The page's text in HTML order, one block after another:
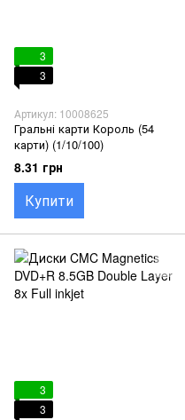
3
3
Артикул: 10008625
Гральні карти Король (54
карти) (1/10/100)
8.31 грн
Купити
3
3